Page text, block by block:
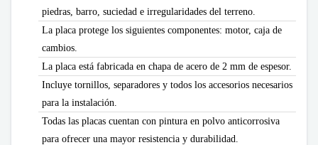
piedras, barro, suciedad e irregularidades del terreno.
La placa protege los siguientes componentes: motor, caja de
cambios.
La placa está fabricada en chapa de acero de 2 mm de espesor.
Incluye tornillos, separadores y todos los accesorios necesarios
para la instalación.
Todas las placas cuentan con pintura en polvo anticorrosiva
para ofrecer una mayor resistencia y durabilidad.